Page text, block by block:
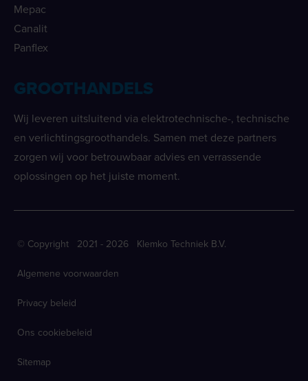
Mepac
Canalit
Panflex
GROOTHANDELS
Wij leveren uitsluitend via elektrotechnische-, technische
en verlichtingsgroothandels. Samen met deze partners
zorgen wij voor betrouwbaar advies en verrassende
oplossingen op het juiste moment.
© Copyright 2021 - 2026 Klemko Techniek B.V.
Algemene voorwaarden
Privacy beleid
Ons cookiebeleid
Sitemap